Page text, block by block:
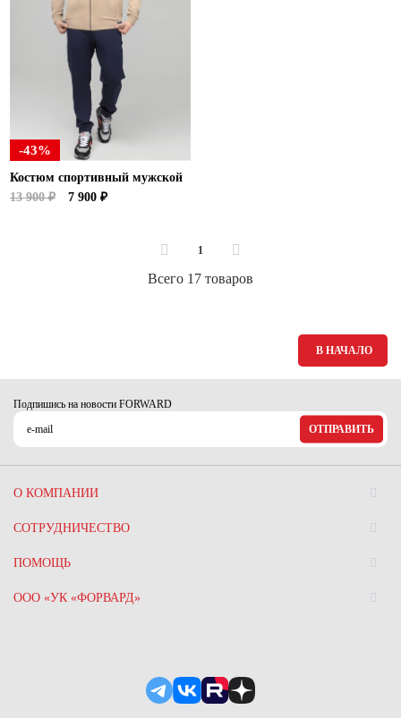
-43%
Костюм спортивный мужской
13 900 ₽
7 900 ₽
1
Всего 17 товаров
В НАЧАЛО
Подпишись на новости FORWARD
ОТПРАВИТЬ
О КОМПАНИИ
СОТРУДНИЧЕСТВО
ПОМОЩЬ
ООО «УК «ФОРВАРД»